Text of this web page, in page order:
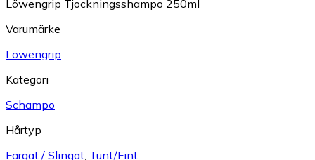
Löwengrip Tjockningsshampo 250ml
Varumärke
Löwengrip
Kategori
Schampo
Hårtyp
Färgat / Slingat, Tunt/Fint